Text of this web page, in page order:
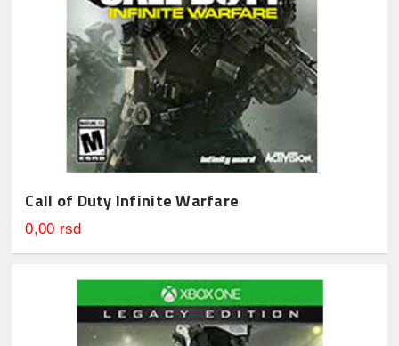
Call of Duty Infinite Warfare
0,00 rsd